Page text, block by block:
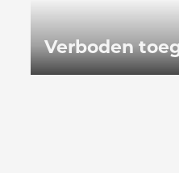
Verboden